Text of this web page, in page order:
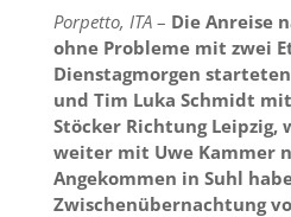
Porpetto, ITA– Die Anreise
ohne Probleme mit zwei
Dienstagmorgen
und Tim Luka Schmidt
Stöcker Richtung Leipzig,
weiter mit Uwe Kammer
Angekommen in Suhl
Zwischenübernachtung